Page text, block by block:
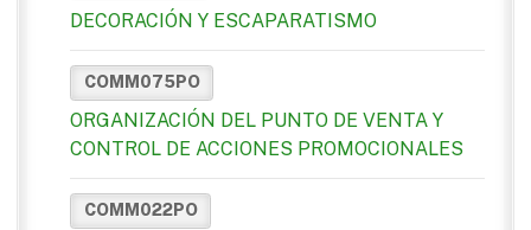
DECORACIÓN Y ESCAPARATISMO
COMM075PO
ORGANIZACIÓN DEL PUNTO DE VENTA Y
CONTROL DE ACCIONES PROMOCIONALES
COMM022PO